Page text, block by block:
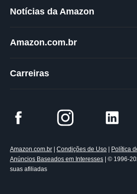
Notícias da Amazon
Amazon.com.br
Carreiras
Amazon.com.br Condições de Uso Política
Anúncios Baseados em Interesses | © 1996-
suas afiliadas